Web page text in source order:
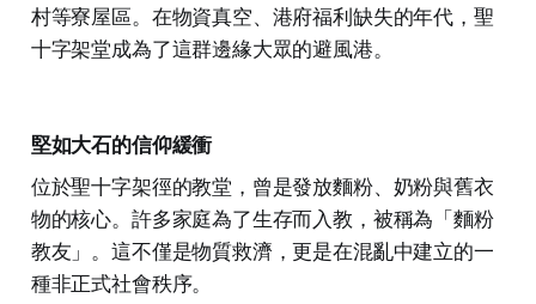
村等寮屋區。在物資真空、港府福利缺失的年代，聖
十字架堂成為了這群邊緣大眾的避風港。
堅如大石的信仰緩衝
位於聖十字架徑的教堂，曾是發放麵粉、奶粉與舊衣
物的核心。許多家庭為了生存而入教，被稱為「麵粉
教友」。這不僅是物質救濟，更是在混亂中建立的一
種非正式社會秩序。